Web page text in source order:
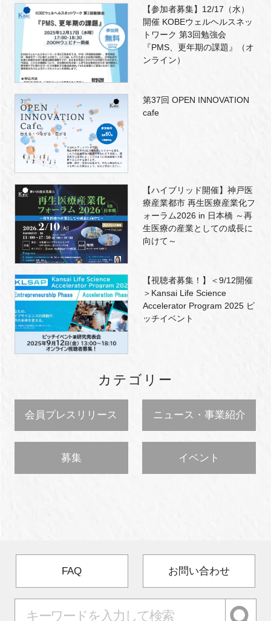
【参加者募集】12/17（水）
開催 KOBEウェルヘルスネッ
トワーク 第3回勉強会
『PMS、更年期の課題』（オ
ンライン）
第37回 OPEN INNOVATION
cafe
【ハイブリッド開催】神戸医
療産業都市 再生医療産業化フ
ォーラム2026 in 日本橋 ～再
生医療の産業としての成長に
向けて～
【視聴者募集！】＜9/12開催
＞Kansai Life Science
Accelerator Program 2025 ピ
ッチイベント
カテゴリー
会員プレスリリース ニュース・事業紹介
募集 イベント
FAQ お問い合わせ